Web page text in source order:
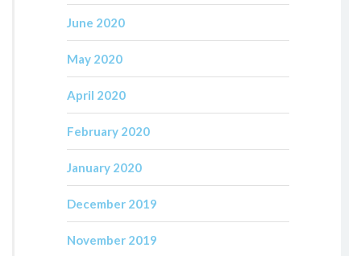
June 2020
May 2020
April 2020
February 2020
January 2020
December 2019
November 2019